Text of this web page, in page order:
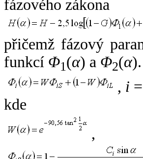
fázového zákona
přičemž fázový
funkcí Φ1(α) a Φ2(α
, i
kde
,